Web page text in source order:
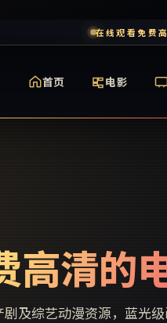
在线观看免费
首页 电影
高清的
及综艺动漫资源，蓝光